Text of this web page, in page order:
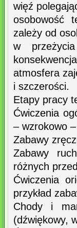
więź
osobowość
zależy od
w
atmosfera
i szczerości.
Etapy pracy
Ćwiczenia
– wzrokowo –
Zabawy
Zabawy
różnych
Ćwiczenia
przykład
Chody i
(dźwiękowy,